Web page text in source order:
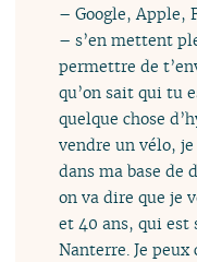
– Google, Apple,
– s’en mettent
permettre de
qu’on sait qui tu
quelque chose
vendre un vélo,
dans ma base de
on va dire que je
et 40 ans, qui est
Nanterre. Je